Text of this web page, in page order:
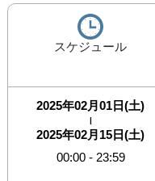
スケジュール
2025年02月01日(土)
|
2025年02月15日(土)
00:00- 23:59